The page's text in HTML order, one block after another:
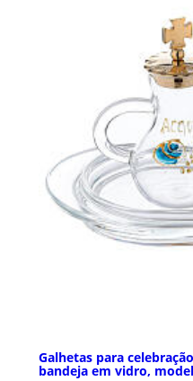
Galhetas para
bandeja em vidro,